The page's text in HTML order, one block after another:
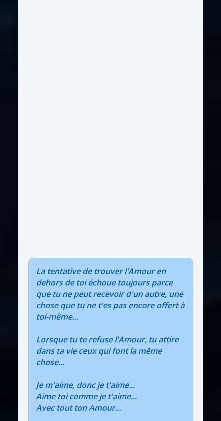
La tentative de trouver l'Amour en
dehors de toi échoue toujours parce
que tu ne peut recevoir d'un autre, une
chose que tu ne t'es pas encore offert à
toi-même...
Lorsque tu te refuse l'Amour, tu attire
dans ta vie ceux qui font la même
chose...
Je m'aime, donc je t'aime...
Aime toi comme je t'aime...
Avec tout ton Amour...